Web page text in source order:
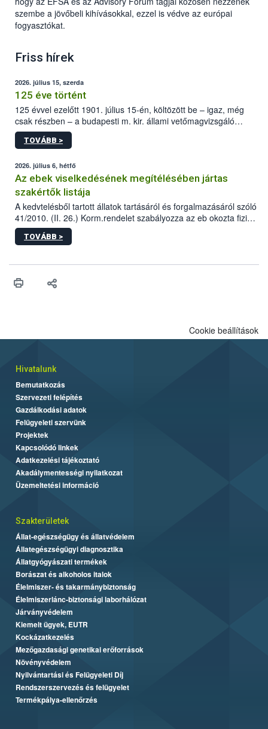
szembe a jövőbeli kihívásokkal, ezzel is védve az európai
fogyasztókat.
Friss hírek
2026. július 15, szerda
125 éve történt
125 évvel ezelőtt 1901. július 15-én, költözött be – igaz, még
csak részben – a budapesti m. kir. állami vetőmagvizsgáló
állomás a Kis Rókus utca 15. szám alatti, Czigler Győző által
tervezett új épületébe.
TOVÁBB >
2026. július 6, hétfő
Az ebek viselkedésének megítélésében jártas
szakértők listája
A kedvtelésből tartott állatok tartásáról és forgalmazásáról szóló
41/2010. (II. 26.) Korm.rendelet szabályozza az eb okozta fizikai
sérülés, illetve ennek veszélye keletkezésekor felmerülő
hatósági feladatokat, valamint a veszélyes eb tartását és annak
vonni az ebek viselkedésének megítélésében jártas szakértőt.
TOVÁBB >
Cookie beállítások
Hivatalunk
Bemutatkozás
Szervezeti felépítés
Gazdálkodási adatok
Felügyeleti szervünk
Projektek
Kapcsolódó linkek
Adatkezelési tájékoztató
Akadálymentességi nyilatkozat
Üzemeltetési információ
Szakterületek
Állat-egészségügy és állatvédelem
Állategészségügyi diagnosztika
Állatgyógyászati termékek
Borászat és alkoholos italok
Élelmiszer- és takarmánybiztonság
Élelmiszerlánc-biztonsági laborhálózat
Járványvédelem
Kiemelt ügyek, EUTR
Kockázatkezelés
Mezőgazdasági genetikai erőforrások
Növényvédelem
Nyilvántartási és Felügyeleti Díj
Rendszerszervezés és felügyelet
Termékpálya-ellenőrzés